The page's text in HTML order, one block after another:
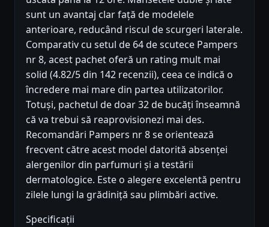
sunt un avantaj clar față de modelele
anterioare, reducând riscul de scurgeri laterale.
Comparativ cu setul de 64 de scutece Pampers
nr 8, acest pachet oferă un rating mult mai
solid (4.82/5 din 142 recenzii), ceea ce indică o
încredere mai mare din partea utilizatorilor.
Totuși, pachetul de doar 32 de bucăți înseamnă
că va trebui să reaprovisionezi mai des.
Recomandări Pampers nr 8 se orientează
frecvent către acest model datorită absenței
alergenilor din parfumuri și a testării
dermatologice. Este o alegere excelentă pentru
zilele lungi la grădiniță sau plimbări active.
Specificații